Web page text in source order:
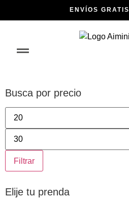
ENVÍOS GRATIS
Básicos
de verano
Busca por precio
Filtrar
Elije tu prenda